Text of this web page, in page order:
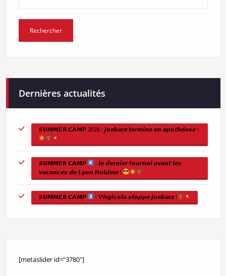
Dernières actualités
𝙎𝙐𝙈𝙈𝙀𝙍 𝘾𝘼𝙈𝙋 2026 : 𝙅𝙤𝙚𝙗𝙖𝙧𝙯 𝙩𝙚𝙧𝙢𝙞𝙣𝙚 𝙚𝙣 𝙖𝙥𝙤𝙩𝙝𝙚́𝙤𝙨𝙚 !
𝙎𝙐𝙈𝙈𝙀𝙍 𝘾𝘼𝙈𝙋
: 𝙡𝙚 𝙙𝙚𝙧𝙣𝙞𝙚𝙧 𝙩𝙤𝙪𝙧𝙣𝙤𝙞 𝙖𝙫𝙖𝙣𝙩 𝙡𝙚𝙨
𝙫𝙖𝙘𝙖𝙣𝙘𝙚𝙨 𝙙𝙚 𝙇𝙮𝙤𝙣 𝙃𝙤𝙡𝙙𝙚𝙢 !
𝙎𝙐𝙈𝙈𝙀𝙍 𝘾𝘼𝙈𝙋 : 𝙑𝙞𝙧𝙜𝙞𝙘𝙤𝙡𝙖 𝙨𝙩𝙤𝙥𝙥𝙚 𝙅𝙤𝙚𝙗𝙖𝙧𝙯 !
[metaslider id="3780"]